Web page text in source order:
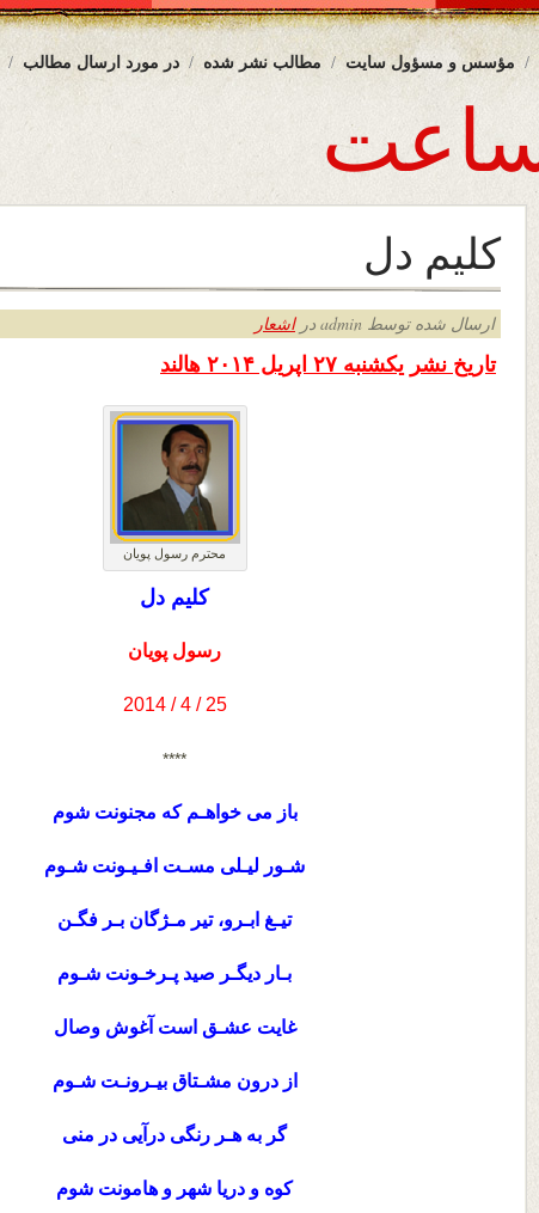
در مورد ارسال مطالب مطالب نشر شده مؤسس و مسؤول سایت
کلیم دل
ارسال شده توسط admin در اشعار
تاریخ نشر یکشنبه ۲۷ اپریل ۲۰۱۴ هالند
محترم رسول پویان
کلیم دل
رسول پویان
25 / 4 / 2014
****
باز می خواهـم که مجنونت شوم
شـور لیـلی مسـت افـیـونت شـوم
تیـغ ابـرو، تیر مـژگان بـر فگـن
بـار دیگـر صید پـرخـونت شـوم
غایت عشـق است آغوش وصال
از درون مشـتاق بیـرونـت شـوم
گر به هـر رنگی درآیی در منی
کوه و دریا شهر و هامونت شوم